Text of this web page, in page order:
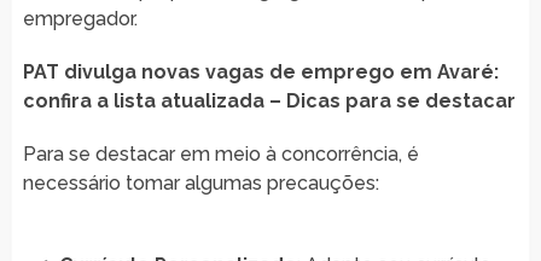
empregador.
PAT divulga novas vagas de emprego em Avaré:
confira a lista atualizada – Dicas para se destacar
Para se destacar em meio à concorrência, é
necessário tomar algumas precauções: